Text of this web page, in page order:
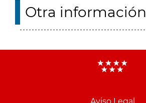
Otra información